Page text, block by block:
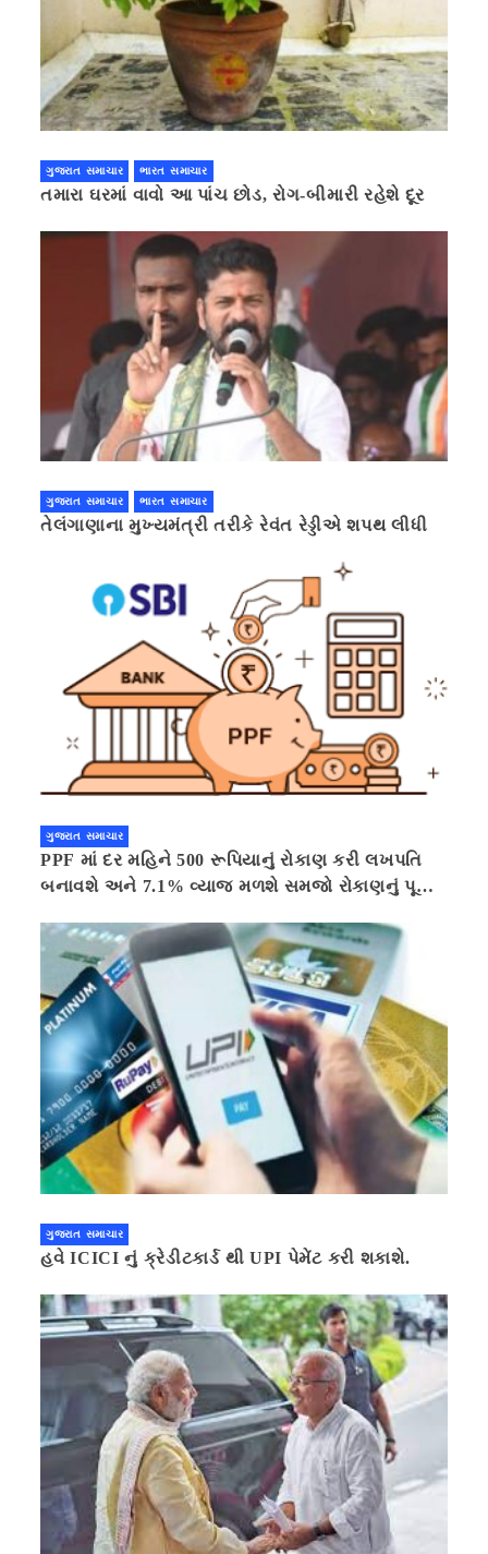
ગુજરાત સમાચાર ભારત સમાચાર
તમારા ઘરમાં વાવો આ પાંચ છોડ, રોગ-બીમારી રહેશે દૂર
ગુજરાત સમાચાર ભારત સમાચાર
તેલંગાણાના મુખ્યમંત્રી તરીકે રેવંત રેડ્ડીએ શપથ લીધી
ગુજરાત સમાચાર
PPF માં દર મહિને 500 રૂપિયાનું રોકાણ કરી લખપતિ
બનાવશે અને 7.1% વ્યાજ મળશે સમજો રોકાણનું પૂરું
ગુજરાત સમાચાર
હવે ICICI નું ક્રેડીટકાર્ડ થી UPI પેમેંટ કરી શકાશે.